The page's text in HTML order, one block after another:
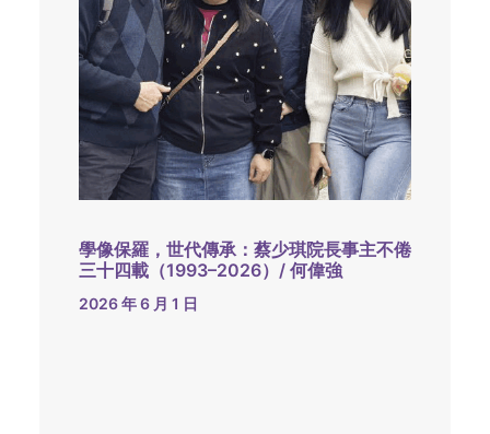
學像保羅，世代傳承：蔡少琪院長事主不倦
三十四載（1993–2026）/ 何偉強
2026 年 6 月 1 日